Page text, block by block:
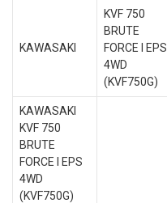
KAWASAKI
KVF 750
BRUTE
FORCE I EPS
4WD
(KVF750G)
KAWASAKI
KVF 750
BRUTE
FORCE I EPS
4WD
(KVF750G)